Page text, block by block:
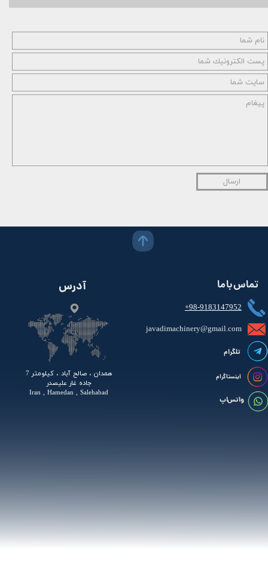
ارسال
+98-9183147952
همدان ، صالح آباد ، کیلومتر 7
جاده غار علیصدر
Iran , Hamedan , Salehabad
آدرس تماس با ما
اینستاگرام
javadimachinery@gmail.com​​​​​​​​
تلگرام
واتس اپ